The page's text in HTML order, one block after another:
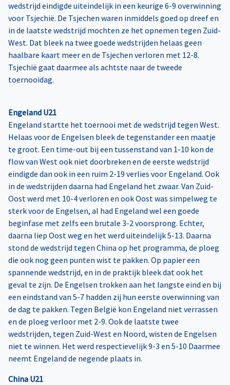
wedstrijd eindigde uiteindelijk in een keurige 6-9 overwinning
voor Tsjechië. De Tsjechen waren inmiddels goed op dreef en
in de laatste wedstrijd mochten ze het opnemen tegen Zuid-
West. Dat bleek na twee goede wedstrijden helaas geen
haalbare kaart meer en de Tsjechen verloren met 12-8.
Tsjechië gaat daarmee als achtste naar de tweede
toernooidag.
Engeland U21
Engeland startte het toernooi met de wedstrijd tegen West.
Helaas voor de Engelsen bleek de tegenstander een maatje
te groot. Een time-out bij een tussenstand van 1-10 kon de
flow van West ook niet doorbreken en de eerste wedstrijd
eindigde dan ook in een ruim 2-19 verlies voor Engeland. Ook
in de wedstrijden daarna had Engeland het zwaar. Van Zuid-
Oost werd met 10-4 verloren en ook Oost was simpelweg te
sterk voor de Engelsen, al had Engeland wel een goede
beginfase met zelfs een brutale 3-2 voorsprong. Echter,
daarna liep Oost weg en het werd uiteindelijk 5-13. Daarna
stond de wedstrijd tegen China op het programma, de ploeg
die ook nog geen punten wist te pakken. Op papier een
spannende wedstrijd, en in de praktijk bleek dat ook het
geval te zijn. De Engelsen trokken aan het langste eind en bij
een eindstand van 5-7 hadden zij hun eerste overwinning van
de dag te pakken. Tegen België kon Engeland niet verrassen
en de ploeg verloor met 2-9. Ook de laatste twee
wedstrijden, tegen Zuid-West en Noord, wisten de Engelsen
niet te winnen. Het werd respectievelijk 9-3 en 5-10 Daarmee
neemt Engeland de negende plaats in.
China U21